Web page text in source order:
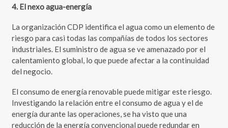
4. El nexo agua-energía
La organización CDP identifica el agua como un elemento de
riesgo para casi todas las compañías de todos los sectores
industriales. El suministro de agua se ve amenazado por el
calentamiento global, lo que puede afectar a la continuidad
del negocio.
El consumo de energía renovable puede mitigar este riesgo.
Investigando la relación entre el consumo de agua y el de
energía durante las operaciones, se ha visto que una
reducción de la energía convencional puede redundar en